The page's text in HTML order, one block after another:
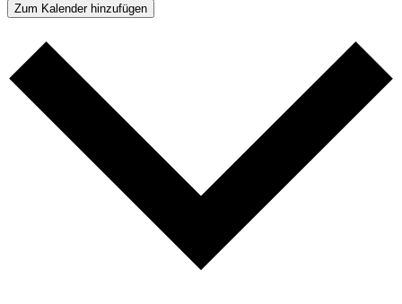
Zum Kalender hinzufügen